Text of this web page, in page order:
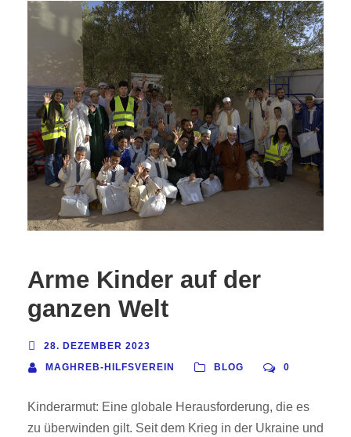
Arme Kinder auf der
ganzen Welt
28. DEZEMBER 2023
MAGHREB-HILFSVEREIN
BLOG 0
Kinderarmut: Eine globale Herausforderung, die es
zu überwinden gilt. Seit dem Krieg in der Ukraine und